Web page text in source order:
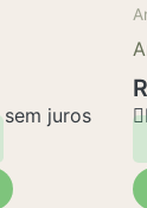
sem juros